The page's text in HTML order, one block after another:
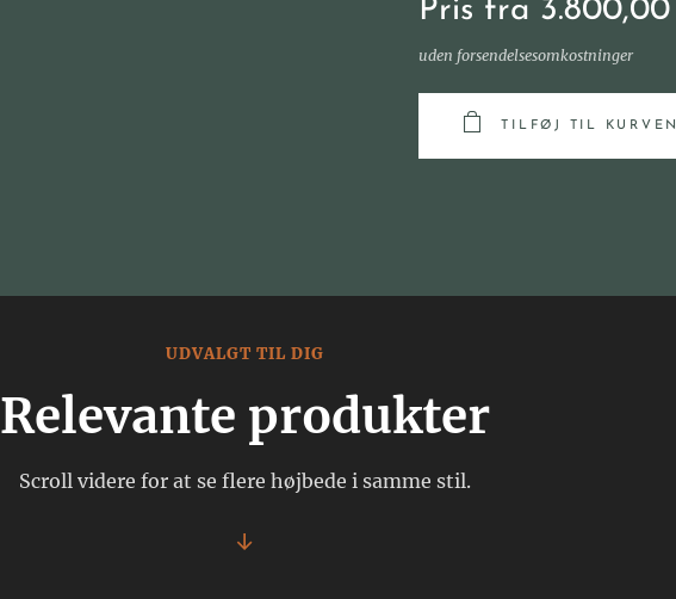
Pris fra 3.800,00
uden forsendelsesomkostninger
TILFØJ TIL KURVEN
UDVALGT TIL DIG
Relevante produkter
Scroll videre for at se flere højbede i samme stil.
↓